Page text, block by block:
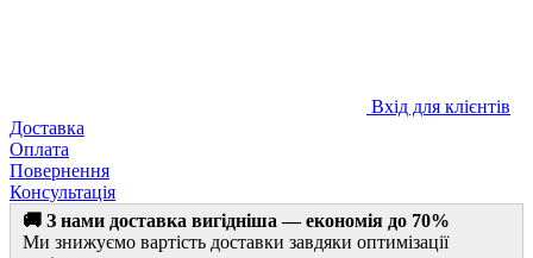
Вхід для клієнтів
Доставка
Оплата
Повернення
Консультація
🚚 З нами доставка вигідніша — економія до 70%
Ми знижуємо вартість доставки завдяки оптимізації